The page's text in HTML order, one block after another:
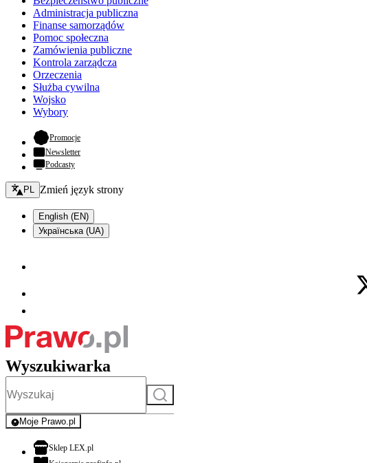
Administracja publiczna
Finanse samorządów
Pomoc społeczna
Zamówienia publiczne
Kontrola zarządcza
Orzeczenia
Służba cywilna
Wojsko
Wybory
Promocje- otwiera się w nowej karcie
Newsletter
Podcasty
Zmień język - bieżący:
PL Zmień język strony
English (EN)
Українська (UA)
X
Wyszukiwarka
Szukaj
Moje Prawo.pl
- rejestracja i logowanie do serwisu
Sklep LEX.plotwiera się w nowej karcie